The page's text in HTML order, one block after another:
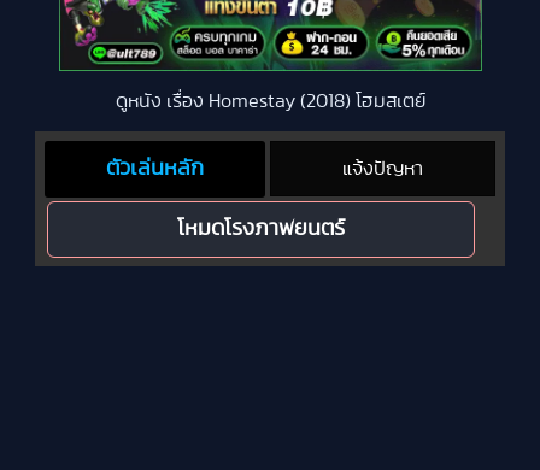
ดูหนัง เรื่อง Homestay (2018) โฮมสเตย์
ตัวเล่นหลัก แจ้งปัญหา
โหมดโรงภาพยนตร์